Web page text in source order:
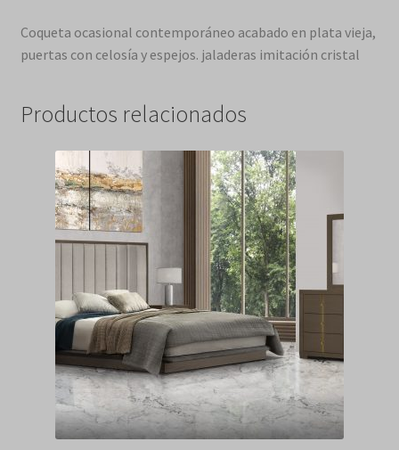
Coqueta ocasional contemporáneo acabado en plata vieja,
puertas con celosía y espejos. jaladeras imitación cristal
Productos relacionados